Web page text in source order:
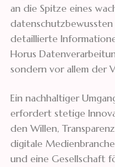
an die Spitze eines
detaillierte
Horus
sondern vor allem der
Ein nachhaltiger
erfordert stetige
den Willen,
digitale
und eine Gesellschaft